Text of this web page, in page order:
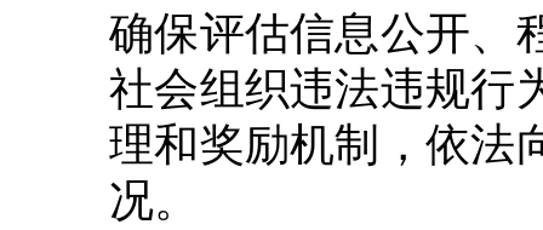
确保评估信息公开、
社会组织违法违规行
理和奖励机制，依法
况。